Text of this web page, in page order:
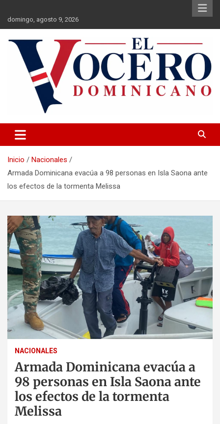
contenido
domingo, agosto 9, 2026
El Vocero Dominicano
Inicio
Nacionales
Armada Dominicana evacúa a 98 personas en Isla Saona ante
los efectos de la tormenta Melissa
NACIONALES
Armada Dominicana evacúa a
98 personas en Isla Saona ante
los efectos de la tormenta
Melissa